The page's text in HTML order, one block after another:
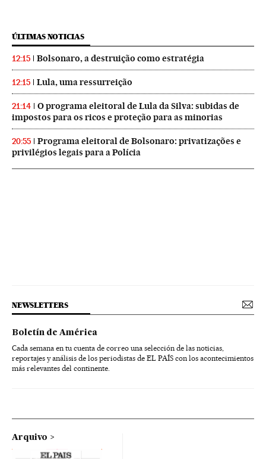
ÚLTIMAS NOTICIAS
12:15 Bolsonaro, a destruição como estratégia
12:15 Lula, uma ressurreição
21:14
O programa eleitoral de Lula da Silva: subidas de
impostos para os ricos e proteção para as minorias
20:55
Programa eleitoral de Bolsonaro: privatizações e
privilégios legais para a Polícia
NEWSLETTERS
Boletín de América
Cada semana en tu cuenta de correo una selección de las noticias,
reportajes y análisis de los periodistas de EL PAÍS con los acontecimientos
más relevantes del continente.
Arquivo